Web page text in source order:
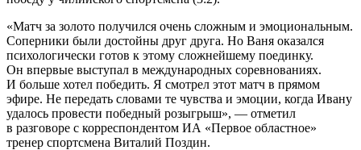
«Матч за золото получился очень сложным и эмоциональным.
Соперники были достойны друг друга. Но Ваня оказался
психологически готов к этому сложнейшему поединку.
Он впервые выступал в международных соревнованиях.
И больше хотел победить. Я смотрел этот матч в прямом
эфире. Не передать словами те чувства и эмоции, когда Ивану
удалось провести победный розыгрыш», — отметил
в разговоре с корреспондентом ИА «Первое областное»
тренер спортсмена Виталий Поздин.